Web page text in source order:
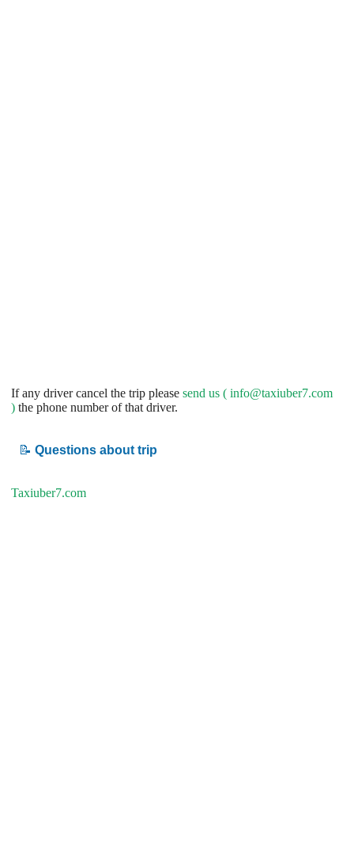
If any driver cancel the trip please send us ( info@taxiuber7.com
) the phone number of that driver.
📝 Questions about trip
Taxiuber7.com